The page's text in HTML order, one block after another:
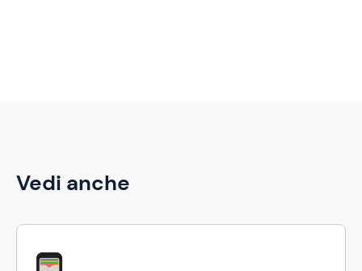
Vedi anche